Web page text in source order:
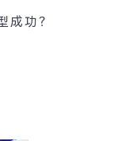
成功？